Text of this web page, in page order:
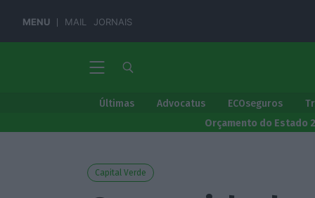
MENU MAIL JORNAIS
Últimas Advocatus ECOseguros
Orçamento do Estado
Capital Verde